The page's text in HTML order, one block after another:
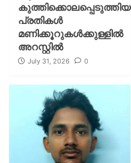
കുത്തിക്കൊലപ്പെടുത്തിയ
പ്രതികൾ
മണിക്കൂറുകൾക്കുള്ളിൽ
അറസ്റ്റിൽ
July 31, 2026 0